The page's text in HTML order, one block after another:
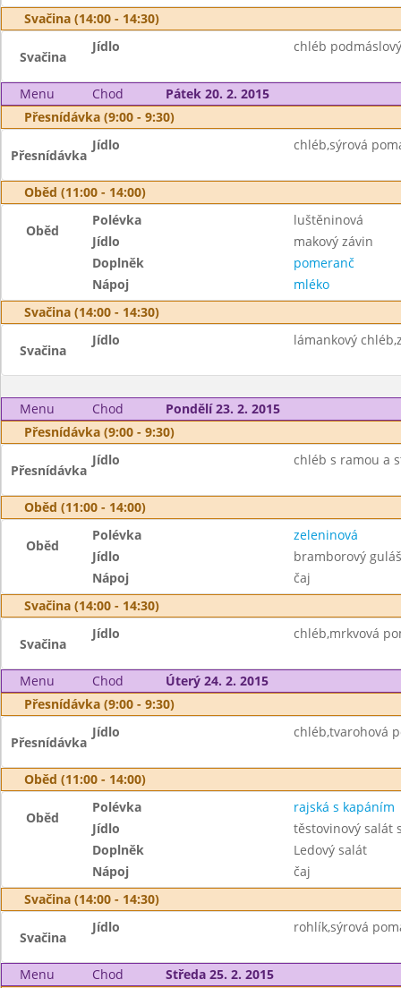
Svačina (14:00 - 14:30)
Svačina
Jídlo chléb
Menu Chod
Pátek 20. 2. 2015
Přesnídávka (9:00 - 9:30)
Přesnídávka
Jídlo chléb,sýrová
Oběd (11:00 - 14:00)
Oběd
Polévka
luštěninová
Jídlo
makový závin
Doplněk
pomeranč
Nápoj
mléko
Svačina (14:00 - 14:30)
Svačina
Jídlo lámankový
Menu Chod
Pondělí 23. 2. 2015
Přesnídávka (9:00 - 9:30)
Přesnídávka
Jídlo chléb s ramou a
Oběd (11:00 - 14:00)
Oběd
Polévka
zeleninová
Jídlo
bramborový guláš
Nápoj
čaj
Svačina (14:00 - 14:30)
Svačina
Jídlo chléb,mrkvová
Menu Chod
Úterý 24. 2. 2015
Přesnídávka (9:00 - 9:30)
Přesnídávka
Jídlo chléb,tvarohová
Oběd (11:00 - 14:00)
Oběd
Polévka
rajská s kapáním
Jídlo
těstovinový salát
Doplněk
Ledový salát
Nápoj
čaj
Svačina (14:00 - 14:30)
Svačina
Jídlo rohlík,sýrová
Menu Chod
Středa 25. 2. 2015